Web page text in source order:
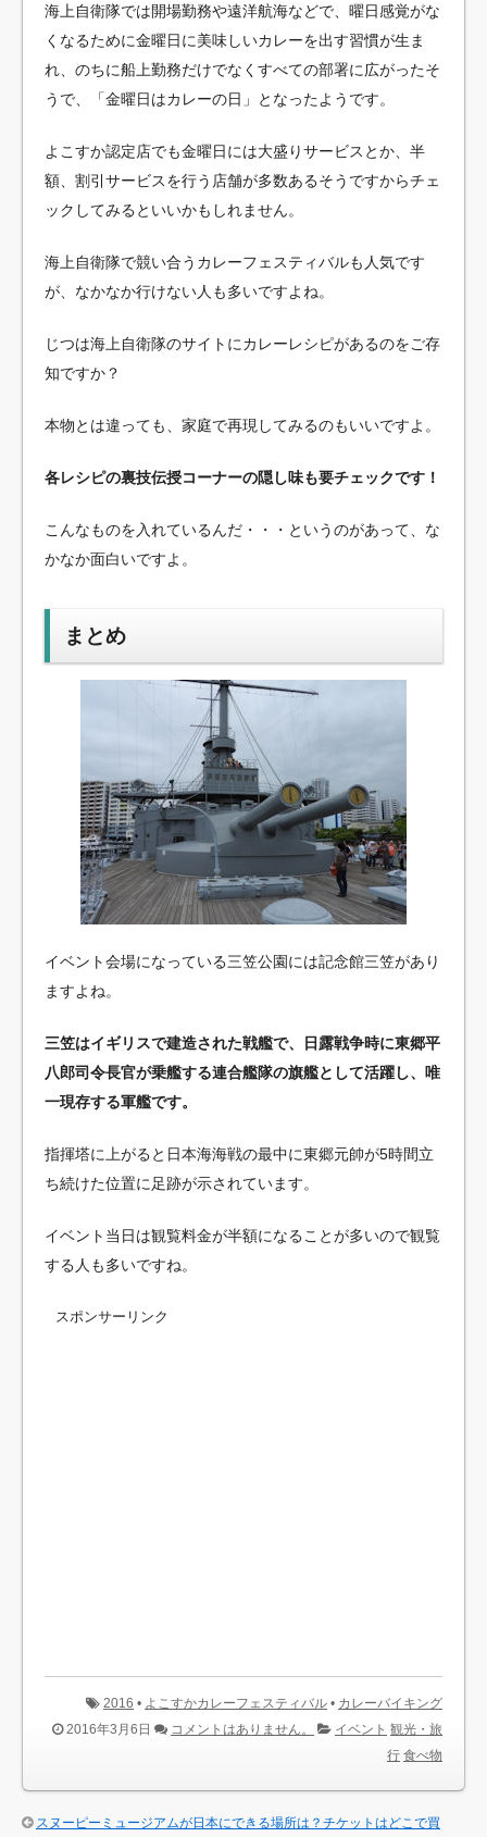
海上自衛隊では開場勤務や遠洋航海などで、曜日感覚がな
くなるために金曜日に美味しいカレーを出す習慣が生ま
れ、のちに船上勤務だけでなくすべての部署に広がったそ
うで、「金曜日はカレーの日」となったようです。
よこすか認定店でも金曜日には大盛りサービスとか、半
額、割引サービスを行う店舗が多数あるそうですからチェ
ックしてみるといいかもしれません。
海上自衛隊で競い合うカレーフェスティバルも人気です
が、なかなか行けない人も多いですよね。
じつは海上自衛隊のサイトにカレーレシピがあるのをご存
知ですか？
本物とは違っても、家庭で再現してみるのもいいですよ。
各レシピの裏技伝授コーナーの隠し味も要チェックです！
こんなものを入れているんだ・・・というのがあって、な
かなか面白いですよ。
まとめ
イベント会場になっている三笠公園には記念館三笠があり
ますよね。
三笠はイギリスで建造された戦艦で、日露戦争時に東郷平
八郎司令長官が乗艦する連合艦隊の旗艦として活躍し、唯
一現存する軍艦です。
指揮塔に上がると日本海海戦の最中に東郷元帥が5時間立
ち続けた位置に足跡が示されています。
イベント当日は観覧料金が半額になることが多いので観覧
する人も多いですね。
スポンサーリンク
2016 • よこすかカレーフェスティバル • カレーバイキング
2016年3月6日
コメントはありません。 イベント 観光・旅
行 食べ物
スヌーピーミュージアムが日本にできる場所は？チケットはどこで買